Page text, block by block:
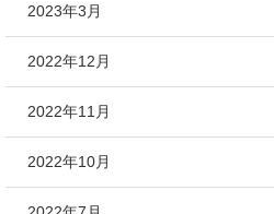
2023年3月
2022年12月
2022年11月
2022年10月